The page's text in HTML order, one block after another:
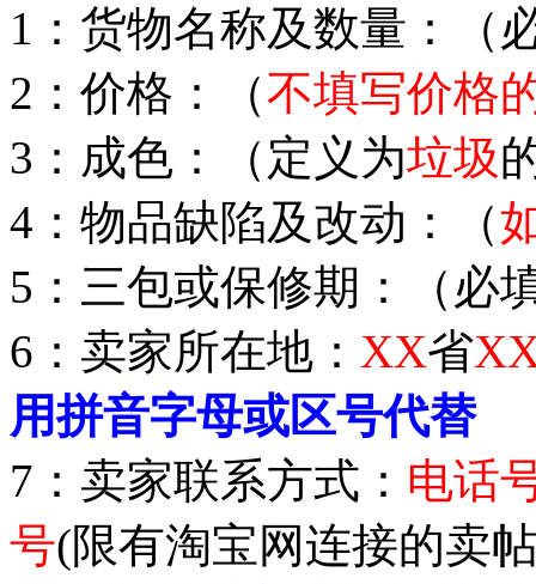
1：货物名称及数量：（
2：价格：（不填写价格
3：成色：（定义为垃圾
4：物品缺陷及改动：（
5：三包或保修期：（必
6：卖家所在地： XX省
用拼音字母或区号代替
7：卖家联系方式： 电话
号(限有淘宝网连接的卖